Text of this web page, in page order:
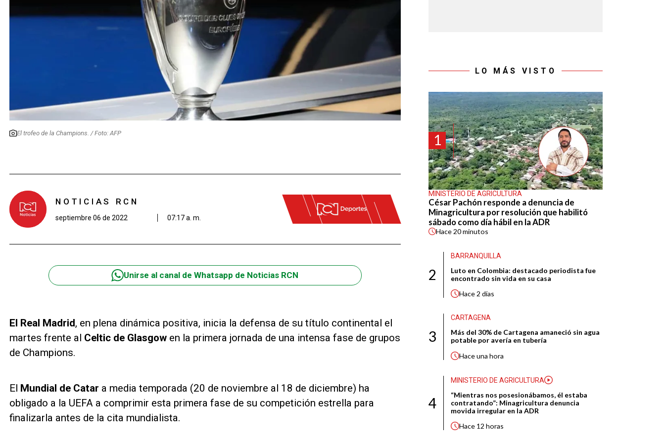
El trofeo de la Champions. / Foto: AFP
NOTICIAS RCN
septiembre 06 de 2022 07:17 a. m.
Unirse al canal de Whatsapp de Noticias RCN
El Real Madrid, en plena dinámica positiva, inicia la defensa de su título continental el
martes frente al Celtic de Glasgow en la primera jornada de una intensa fase de grupos
de Champions.
El Mundial de Catar a media temporada (20 de noviembre al 18 de diciembre) ha
obligado a la UEFA a comprimir esta primera fase de su competición estrella para
finalizarla antes de la cita mundialista.
LO MÁS VISTO
1
MINISTERIO DE AGRICULTURA
César Pachón responde a denuncia de
Minagricultura por resolución que habilitó
sábado como día hábil en la ADR
Hace20 minutos
2
BARRANQUILLA
Luto en Colombia: destacado periodista fue
encontrado sin vida en su casa
Hace2 días
3
CARTAGENA
Más del 30% de Cartagena amaneció sin agua
potable por avería en tubería
Haceuna hora
4
MINISTERIO DE AGRICULTURA
“Mientras nos posesionábamos, él estaba
contratando”: Minagricultura denuncia
movida irregular en la ADR
Hace 12 horas